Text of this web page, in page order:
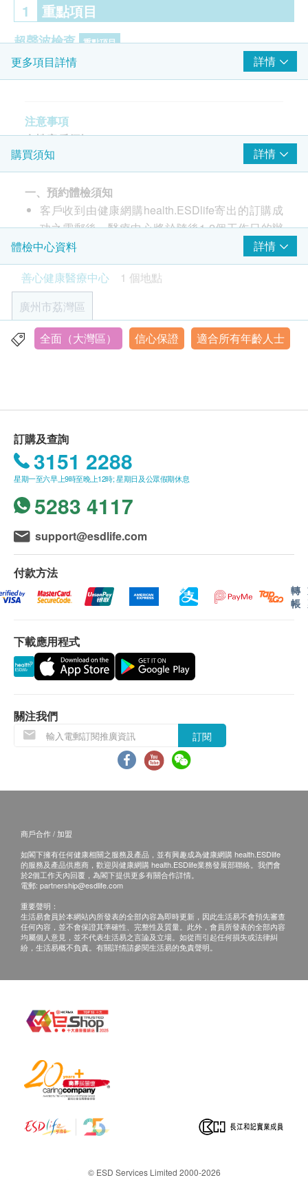
1 重點項目
超聲波檢查 重點項目
上腹部 (肝膽脾胰腎)
心臟超聲波
無創動脈硬化檢測
雙側乳腺超聲波檢查
子宮及雙附件超聲波 (經腹部)
癌症指標 重點項目
甲型胎兒蛋白
癌胚抗原
糖類抗原19-9
EB病毒抗體兩項
鐵蛋白
糖類抗原CA50
糖類抗原CA242
總β人絨毛膜促性腺激素（T-βHCG）
胸苷激酶1
碳水化合物抗原125
碳水化合物抗原153
人附睾蛋白
心臟檢查 重點項目
靜態心電圖
電腦掃描
胸部CT平掃（不含膠片）
腰椎正側位DR
冠心病率檢查 重點項目
胃癌風險篩查
2 基本項目
血壓
身高
體重
體質指標
脈搏
耳鼻喉檢查
三酸甘油脂
高密度脂蛋白
載脂蛋白A1
載脂蛋白B
脂蛋白(a)
糖尿
糖化血紅蛋白
更多項目詳情 詳情
注意事項
女性客戶須知
評估前一天
建議晚上10點後停止進食與飲品。
可少量飲白開水（不超過 200 ml）。
盡量避免飲酒。
評估當天
完成評估前，請勿進食或飲品。
可少量飲白開水（不超過 200 ml）。
藥物
可按常規服藥，建議在評估前至少 2 小時服用。
若使用降血糖藥（如磺醯脲類）或胰島素，請先諮
評估前 1 小時避免飲食與飲水。
如近期使用抗酸藥或抗生素：評估前 2 週起停用抗
酸藥（含鉍劑），評估前 4 週起停用抗生素。
購買須知 詳情
一、預約體檢須知
客戶收到由健康網購health.ESDlife寄出的訂購成
功之電郵後，醫療中心將於隨後1-2個工作日的辦
公時間內，致電客戶預約身體檢查的時間及地點。
客戶亦可至少提前1個工作日聯絡醫療中心進行預
約（聯絡電話：+8615901725773；微信：
15901725773）。
客戶至現場後，醫療中心工作人員會核對客戶的姓
名、出生年月日、手機號及健康網購
health.ESDlife訂購成功之電郵。
（由確認付款日期起計）接受有關檢查，逾期作
廢。
體檢時, 如果遇到醫生不會説廣東話的情況，醫療
中心可安排醫護人員陪同提供翻譯服務。
如果商戶頁面與體檢計劃頁面的繁體中文、簡體中
文、英文三個版本有任何抵觸或不相符之處，應以
繁體中文版本為準。
二、體檢報告領取和講解
客人可在體檢日確認報告語言（可選簡體中文）。
體檢報告會在體檢後10個工作日內完成，客戶可選
體檢報告完成後，醫療中心會發送提醒訊息提
醒客戶查看報告 。
預留E-mail，醫療中心會在報告完成後發送至
預留郵寄地址，醫療中心會在報告完成後郵
寄，郵費到付（可送到港澳地區）。
體檢報告完成後可預約醫生講解報告，客戶可選
客戶。
當面講解：需至少提前1個工作日預約具體時間
（聯絡電話：+86 15901725773；微信：
15901725773），體檢客戶在約定時間到醫療
中心聼醫生當面講解。
三、免責聲明
如有爭議，健康網購health.ESDlife及醫療中心保留最
所有健康檢查/服務並非作為醫務診斷或治療用
諮詢有認可資格的醫生，作出診斷及治療。
本服務/產品由商戶提供。生活易【健康網購
有關此服務/產品的錯漏或延誤，或因使用此服務/
產品而引致的損失、損害、受傷或法律訴訟，健康
查詢，須向提供服務之體檢中心或商戶提出。
體檢中心資料
詳情
善心健康醫療中心
1 個地點
廣州市荔灣區
廣州市荔灣區橋中中路159號西郊商貿中心南塔12樓（地圖
全面（大灣區） 信心保證 適合所有年齡人士
訂購及查詢
3151 2288
星期一至六早上9時至晚上12時; 星期日及公眾假期休息
5283 4117
support@esdlife.com
付款方法
轉
帳
下載應用程式
關注我們
訂閱
商戶合作 / 加盟
如閣下擁有任何健康相關之服務及產品，並有興趣成為健康網購 health.ESDlife
的服務及產品供應商，歡迎與健康網購 health.ESDlife業務發展部聯絡。我們會
於2個工作天內回覆，為閣下提供更多有關合作詳情。
電郵: partnership@esdlife.com
重要聲明：
生活易會員於本網站內所發表的全部內容為即時更新，因此生活易不會預先審查
任何內容，並不會保證其準確性、完整性及質量。此外，會員所發表的全部內容
均屬個人意見，並不代表生活易之言論及立場。如從而引起任何損失或法律糾
紛，生活易概不負責。有關詳情請參閱生活易的免責聲明。
© ESD Services Limited 2000-2026